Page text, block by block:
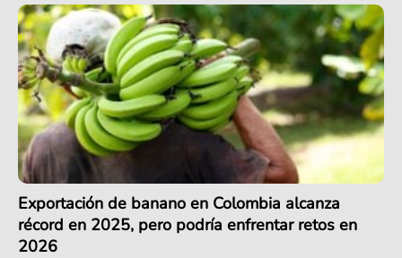
Exportación de banano en Colombia alcanza
récord en 2025, pero podría enfrentar retos en
2026